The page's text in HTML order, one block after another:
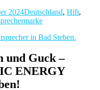
2024Deutschland, Hifi,
und Guck –
ENERGY